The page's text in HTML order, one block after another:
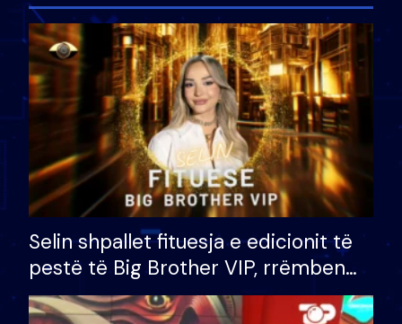
Selin shpallet fituesja e edicionit të
pestë të Big Brother VIP, rrëmben
çmimin e madh prej 100 mijë eurosh